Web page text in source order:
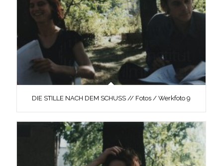
DIE STILLE NACH DEM SCHUSS // Fotos / Werkfoto 9